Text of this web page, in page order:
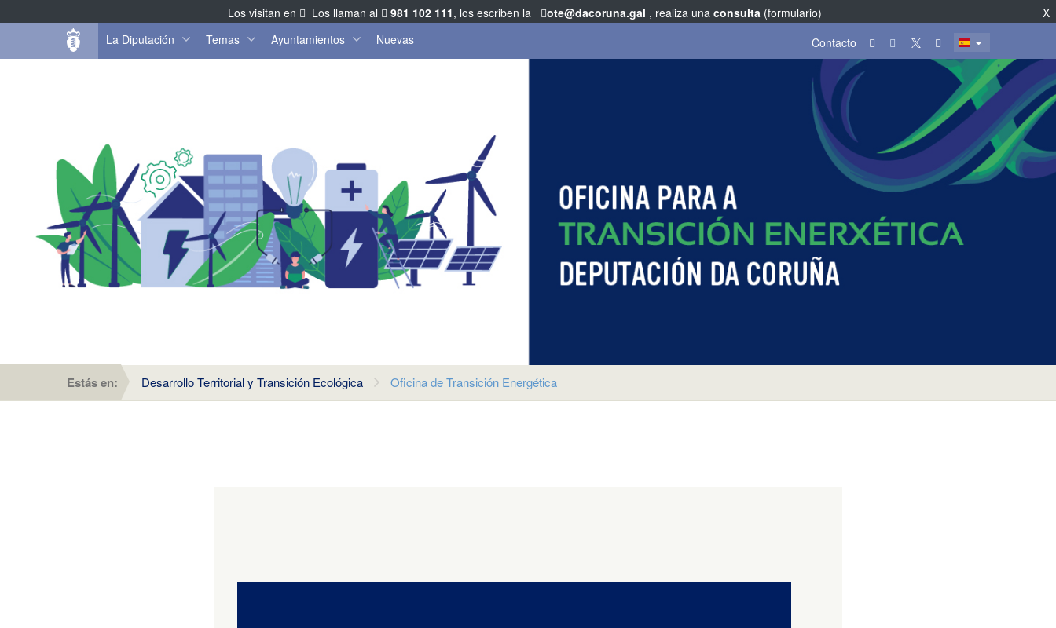
Contacto
La Diputación Temas Ayuntamientos Nuevas
Estás en: Desarrollo Territorial y Transición Ecológica Oficina de Transición Energética
Los visitan en Los llaman al 981 102 111, los escriben la ote@dacoruna.gal , realiza una consulta(formulario) X